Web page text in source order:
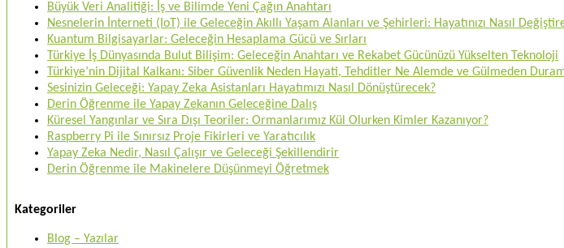
Büyük Veri Analitiği: İş ve Bilimde Yeni Çağın Anahtarı
Nesnelerin İnterneti (IoT) ile Geleceğin Akıllı Yaşam Alanları ve Şehirleri: Hayatınızı Nasıl
Kuantum Bilgisayarlar: Geleceğin Hesaplama Gücü ve Sırları
Türkiye İş Dünyasında Bulut Bilişim: Geleceğin Anahtarı ve Rekabet Gücünüzü Yükselten Teknoloji
Türkiye’nin Dijital Kalkanı: Siber Güvenlik Neden Hayati, Tehditler Ne Alemde ve Gülmeden
Sesinizin Geleceği: Yapay Zeka Asistanları Hayatımızı Nasıl Dönüştürecek?
Derin Öğrenme ile Yapay Zekanın Geleceğine Dalış
Küresel Yangınlar ve Sıra Dışı Teoriler: Ormanlarımız Kül Olurken Kimler Kazanıyor?
Raspberry Pi ile Sınırsız Proje Fikirleri ve Yaratıcılık
Yapay Zeka Nedir, Nasıl Çalışır ve Geleceği Şekillendirir
Derin Öğrenme ile Makinelere Düşünmeyi Öğretmek
Kategoriler
Blog – Yazılar